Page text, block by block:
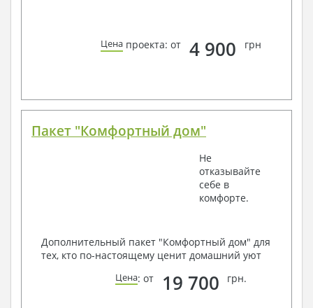
Цена проекта: от 4 900 грн
Пакет "Комфортный дом"
Не
отказывайте
себе в
комфорте.
Дополнительный пакет "Комфортный дом" для
тех, кто по-настоящему ценит домашний уют
Цена: от 19 700 грн.